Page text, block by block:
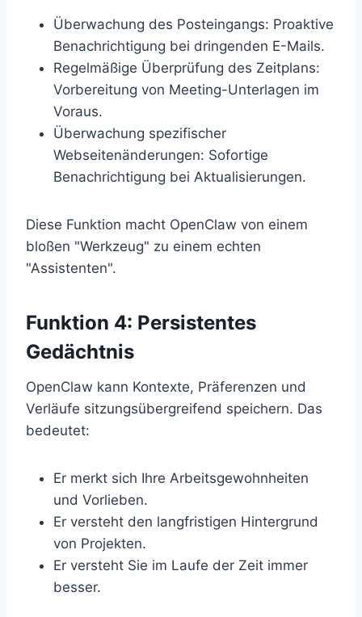
Überwachung des Posteingangs: Proaktive
Benachrichtigung bei dringenden E-Mails.
Regelmäßige Überprüfung des Zeitplans:
Vorbereitung von Meeting-Unterlagen im
Voraus.
Überwachung spezifischer
Webseitenänderungen: Sofortige
Benachrichtigung bei Aktualisierungen.
Diese Funktion macht OpenClaw von einem
bloßen "Werkzeug" zu einem echten
"Assistenten".
Funktion 4: Persistentes
Gedächtnis
OpenClaw kann Kontexte, Präferenzen und
Verläufe sitzungsübergreifend speichern. Das
bedeutet:
Er merkt sich Ihre Arbeitsgewohnheiten
und Vorlieben.
Er versteht den langfristigen Hintergrund
von Projekten.
Er versteht Sie im Laufe der Zeit immer
besser.